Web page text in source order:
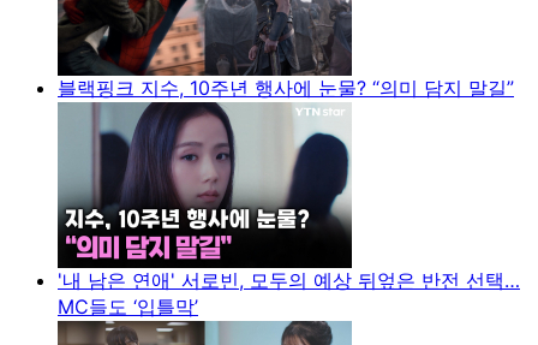
블랙핑크 지수, 10주년 행사에 눈물? “의미 담지 말길”
'내 남은 연애' 서로빈, 모두의 예상 뒤엎은 반전 선택…
MC들도 ‘입틀막’